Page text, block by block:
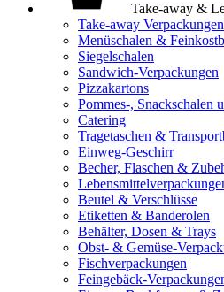
Take-away &
Take-away Verpackungen
Menüschalen &
Siegelschalen
Sandwich-Verpackungen
Pizzakartons
Pommes-, Snackschalen
Catering
Tragetaschen &
Einweg-Geschirr
Becher, Flaschen &
Beutel & Verschlüsse
Etiketten & Banderolen
Behälter, Dosen & Trays
Obst- & Gemüse-
Fischverpackungen
Feingebäck-